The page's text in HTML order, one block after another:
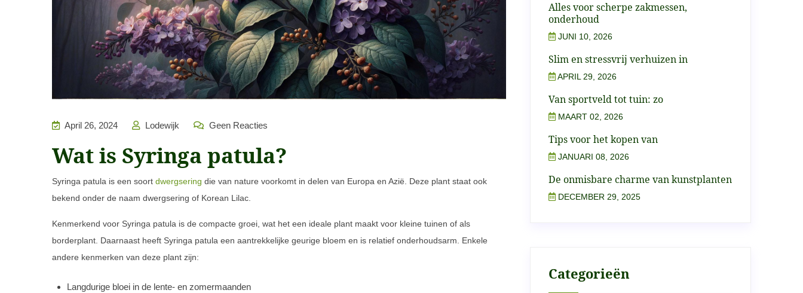
April 26, 2024 Lodewijk Geen Reacties
Wat is Syringa patula?
Syringa patula is een soort dwergsering die van nature voorkomt in delen van Europa en Azië. Deze plant staat ook
bekend onder de naam dwergsering of Korean Lilac.
Kenmerkend voor Syringa patula is de compacte groei, wat het een ideale plant maakt voor kleine tuinen of als
borderplant. Daarnaast heeft Syringa patula een aantrekkelijke geurige bloem en is relatief onderhoudsarm. Enkele
andere kenmerken van deze plant zijn:
Langdurige bloei in de lente- en zomermaanden
Alles voor scherpe zakmessen,
onderhoud
JUNI 10, 2026
Slim en stressvrij verhuizen in
APRIL 29, 2026
Van sportveld tot tuin: zo
MAART 02, 2026
Tips voor het kopen van
JANUARI 08, 2026
De onmisbare charme van kunstplanten
DECEMBER 29, 2025
Categorieën